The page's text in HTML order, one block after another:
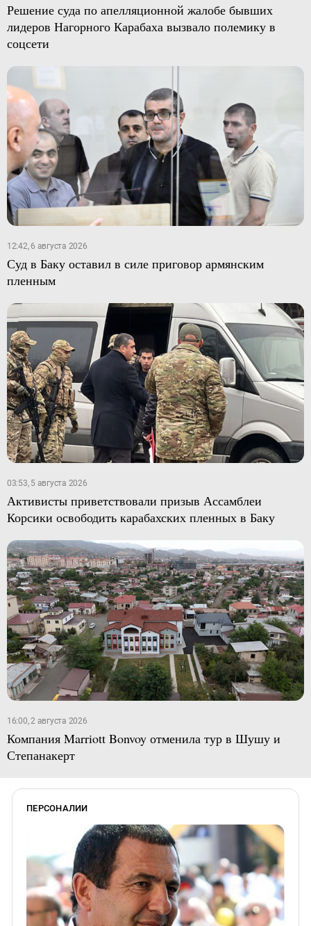
Решение суда по апелляционной жалобе бывших
лидеров Нагорного Карабаха вызвало полемику в
соцсети
12:42, 6 августа 2026
Суд в Баку оставил в силе приговор армянским
пленным
03:53, 5 августа 2026
Активисты приветствовали призыв Ассамблеи
Корсики освободить карабахских пленных в Баку
16:00, 2 августа 2026
Компания Marriott Bonvoy отменила тур в Шушу и
Степанакерт
ПЕРСОНАЛИИ